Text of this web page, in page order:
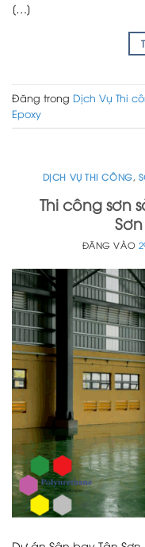
[…]
Đăng trong Dịch Vụ Thi
Epoxy
DỊCH VỤ THI CÔNG,
Thi công sơn
ĐĂNG VÀO